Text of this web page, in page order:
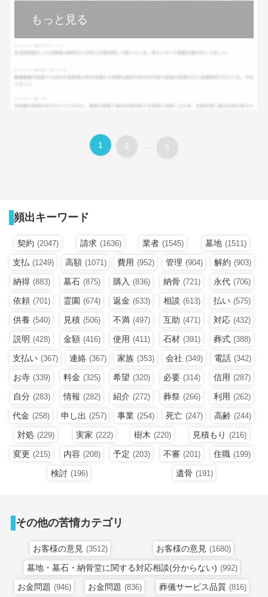
もっと見る
1 2 ... 5
頻出キーワード
契約 (2047) 請求 (1636) 業者 (1545) 墓地 (1511)
支払 (1249) 高額 (1071) 費用 (952) 管理 (904) 解約 (903)
納得 (883) 墓石 (875) 購入 (836) 納骨 (721) 永代 (706)
依頼 (701) 霊園 (674) 返金 (633) 相談 (613) 払い (575)
供養 (540) 見積 (506) 不満 (497) 互助 (471) 対応 (432)
説明 (428) 金額 (416) 使用 (411) 石材 (391) 葬式 (388)
支払い (367) 連絡 (367) 家族 (353) 会社 (349) 電話 (342)
お寺 (339) 料金 (325) 希望 (320) 必要 (314) 信用 (287)
自分 (283) 情報 (282) 紹介 (272) 葬祭 (266) 利用 (262)
代金 (258) 申し出 (257) 事業 (254) 死亡 (247) 高齢 (244)
対処 (229) 実家 (222) 樹木 (220) 見積もり (216)
変更 (215) 内容 (208) 予定 (203) 不審 (201) 住職 (199)
検討 (196) 遺骨 (191)
その他の苦情カテゴリ
お客様の意見 (3512) お客様の意見 (1680)
墓地・墓石・納骨堂に関する対応相談(分からない) (992)
お金問題 (946) お金問題 (836) 葬儀サービス品質 (816)